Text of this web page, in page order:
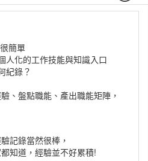
簡單
人化的工作技能與知識入口
紀錄？
、盤點職能、產出職能矩陣，
記錄當然很棒，
知道，經驗並不好累積!